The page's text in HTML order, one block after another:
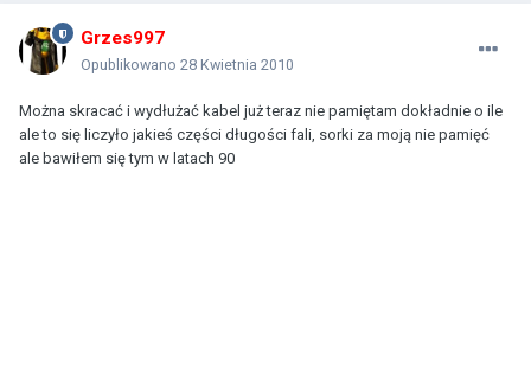
Grzes997
Opublikowano 28 Kwietnia 2010
Można skracać i wydłużać kabel już teraz nie pamiętam dokładnie o ile
ale to się liczyło jakieś części długości fali, sorki za moją nie pamięć
ale bawiłem się tym w latach 90